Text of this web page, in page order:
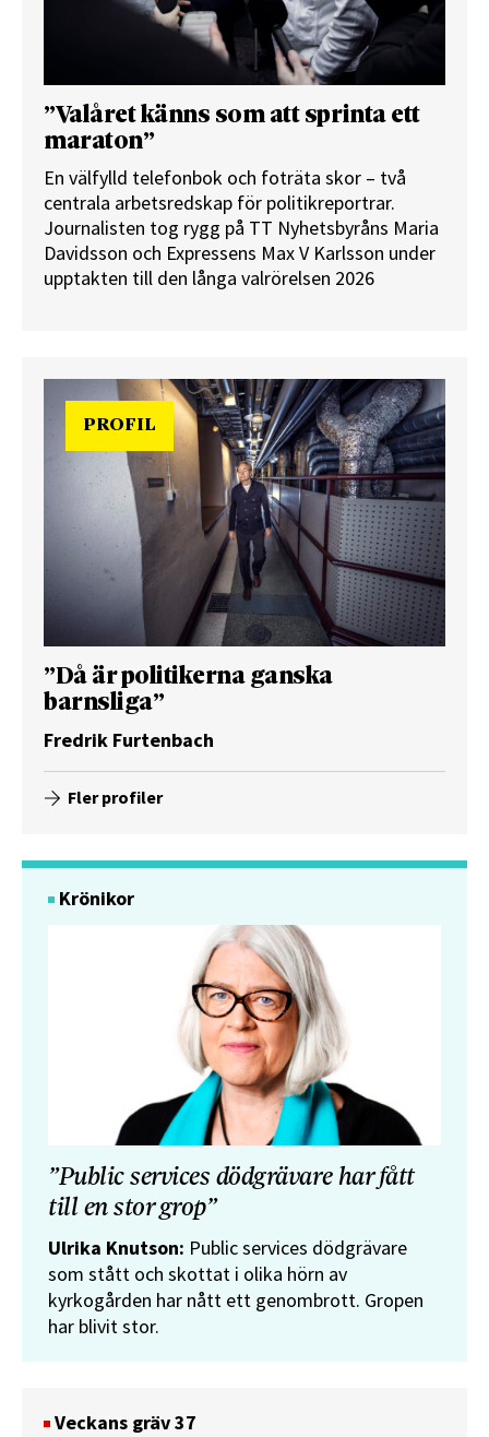
”Valåret känns som att sprinta ett
maraton”
En välfylld telefonbok och foträta skor – två
centrala arbetsredskap för politikreportrar.
Journalisten tog rygg på TT Nyhetsbyråns Maria
Davidsson och Expressens Max V Karlsson under
upptakten till den långa valrörelsen 2026
PROFIL
”Då är politikerna ganska
barnsliga”
Fredrik Furtenbach
Fler profiler
Krönikor
”Public services dödgrävare har fått
till en stor grop”
Ulrika Knutson: Public services dödgrävare
som stått och skottat i olika hörn av
kyrkogården har nått ett genombrott. Gropen
har blivit stor.
Veckans gräv 37